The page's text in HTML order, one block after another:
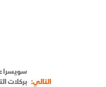
التالي:
سويسرا
بركلات